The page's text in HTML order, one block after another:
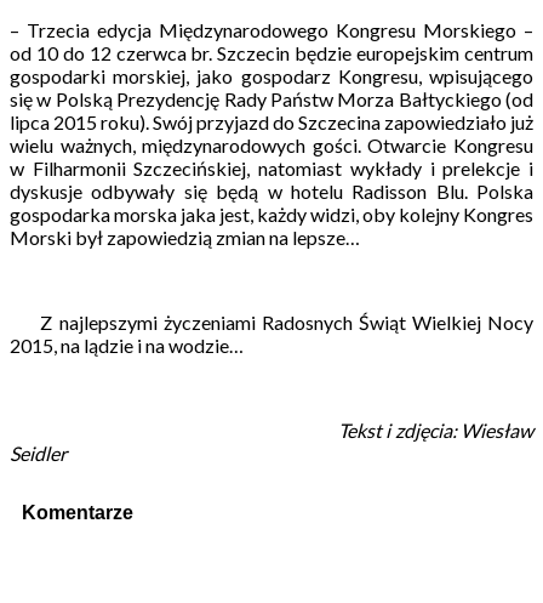
– Trzecia edycja Międzynarodowego Kongresu Morskiego –
od 10 do 12 czerwca br. Szczecin będzie europejskim centrum
gospodarki morskiej, jako gospodarz Kongresu, wpisującego
się w Polską Prezydencję Rady Państw Morza Bałtyckiego (od
lipca 2015 roku). Swój przyjazd do Szczecina zapowiedziało już
wielu ważnych, międzynarodowych gości. Otwarcie Kongresu
w Filharmonii Szczecińskiej, natomiast wykłady i prelekcje i
dyskusje odbywały się będą w hotelu Radisson Blu. Polska
gospodarka morska jaka jest, każdy widzi, oby kolejny Kongres
Morski był zapowiedzią zmian na lepsze…
Z najlepszymi życzeniami Radosnych Świąt Wielkiej Nocy
2015, na lądzie i na wodzie…
Tekst i zdjęcia: Wiesław
Seidler
Komentarze